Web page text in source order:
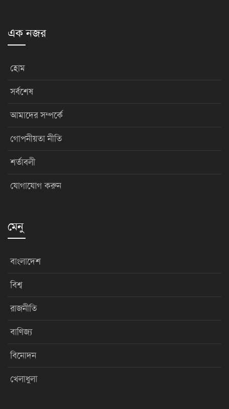
এক নজর
হোম
সর্বশেষ
আমাদের সম্পর্কে
গোপনীয়তা নীতি
শর্তাবলী
যোগাযোগ করুন
মেনু
বাংলাদেশ
বিশ্ব
রাজনীতি
বাণিজ্য
বিনোদন
খেলাধুলা